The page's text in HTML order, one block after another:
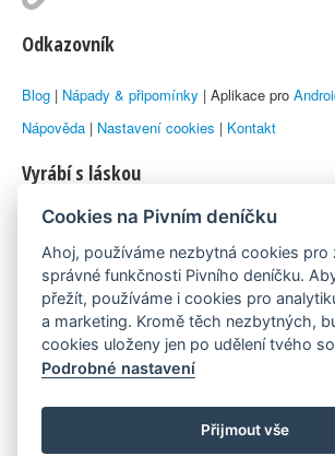
Odkazovník
Blog | Nápady & připomínky | Aplikace pro
Nápověda | Nastavení cookies | Kontakt
Vyrábí s láskou
© 2010–2026 byLukáš Zemanaka Emka
Máme rádi
Pivní.info
Poznámka pod čarou
Pivní deníček je nezávislý zdroj, který není spjat
Cookies na Pivním deníčku
Ahoj, používáme nezbytná cookies pro
správné funkčnosti Pivního deníčku.
přežít, používáme i cookies pro
a marketing. Kromě těch nezbytných,
cookies uloženy jen po udělení tvého
Podrobné nastavení
Přijmout vše